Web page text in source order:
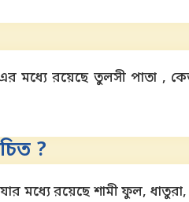
এর মধ্যে রয়েছে তুলসী
?
মধ্যে রয়েছে শামী ফুল,